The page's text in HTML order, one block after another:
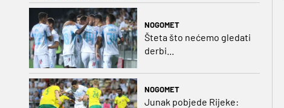
NOGOMET
Šteta što nećemo gledati
derbi...
NOGOMET
Junak pobjede Rijeke: